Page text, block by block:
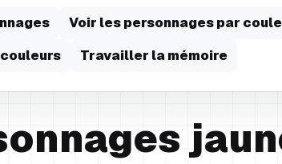
Voir les personnages par
Travailler la mémoire